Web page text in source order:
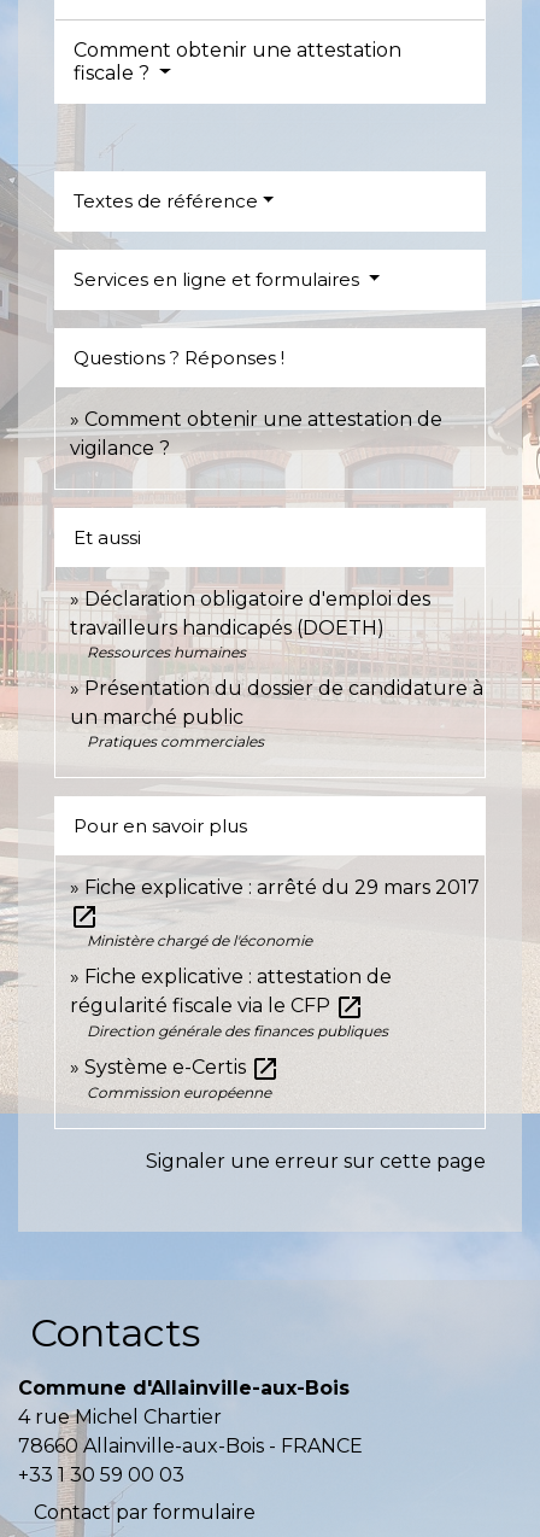
Comment obtenir une attestation
fiscale ?
Textes de référence
Services en ligne et formulaires
Questions ? Réponses !
Comment obtenir une attestation de
vigilance ?
Et aussi
Déclaration obligatoire d'emploi des
travailleurs handicapés (DOETH)
Ressources humaines
Présentation du dossier de candidature à
un marché public
Pratiques commerciales
Pour en savoir plus
Fiche explicative : arrêté du 29 mars 2017
open_in_new
Ministère chargé de l'économie
Fiche explicative : attestation de
régularité fiscale via le CFP open_in_new
Direction générale des finances publiques
Système e-Certis open_in_new
Commission européenne
Signaler une erreur sur cette page
Contacts
Commune d'Allainville-aux-Bois
4 rue Michel Chartier
78660 Allainville-aux-Bois - FRANCE
+33 1 30 59 00 03
Contact par formulaire